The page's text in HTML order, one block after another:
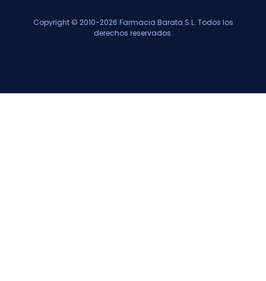
Copyright © 2010-2026 Farmacia Barata S.L. Todos los
derechos reservados.